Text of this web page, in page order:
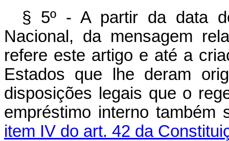
§ 5º - A partir da data
Nacional, da mensagem
refere este artigo e até a
Estados que lhe deram
disposições legais que o
empréstimo interno também
item IV do art. 42 da